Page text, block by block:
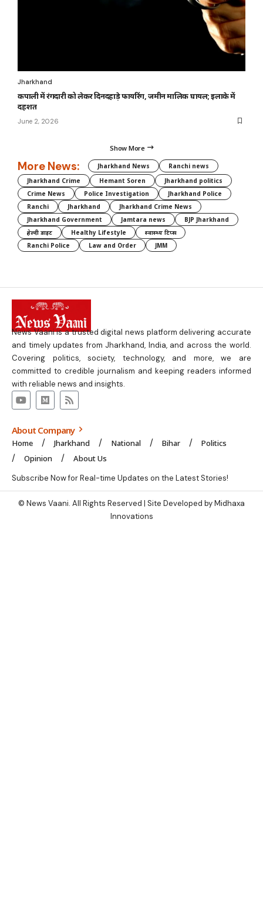
Jharkhand
कपाली में रंगदारी को लेकर दिनदहाड़े फायरिंग, जमीन मालिक घायल; इलाके में
दहशत
June 2, 2026
Show More
More News: Jharkhand News
Ranchi news
Jharkhand Crime
Hemant Soren
Jharkhand politics
Crime News
Police Investigation
Jharkhand Police
Ranchi
Jharkhand
Jharkhand Crime News
Jharkhand Government
Jamtara news
BJP Jharkhand
हेल्दी डाइट
Healthy Lifestyle
स्वास्थ्य टिप्स
Ranchi Police
Law and Order JMM
News Vaani is a trusted digital news platform delivering accurate
and timely updates from Jharkhand, India, and across the world.
Covering politics, society, technology, and more, we are
committed to credible journalism and keeping readers informed
with reliable news and insights.
About Company
Home Jharkhand National Bihar
Politics
Opinion
About Us
Subscribe Now for Real-time Updates on the Latest Stories!
© News Vaani. All Rights Reserved | Site Developed by Midhaxa
Innovations